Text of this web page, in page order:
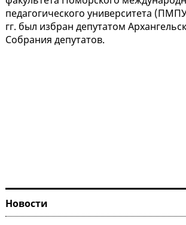
педагогического университета
гг. был избран депутатом
Собрания депутатов.
Новости